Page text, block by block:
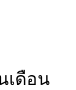
เดือน